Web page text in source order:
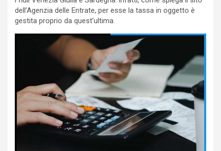
dell’Agenzia delle Entrate, per esse la tassa in oggetto è
gestita proprio da quest’ultima.